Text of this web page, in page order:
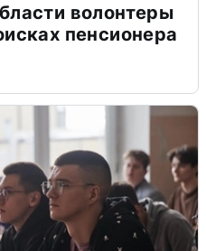
волонтеры
пенсионера